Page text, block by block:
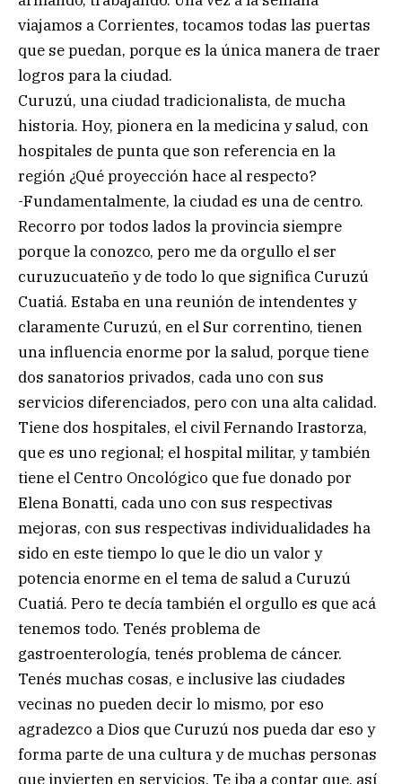
viajamos a Corrientes, tocamos todas las puertas
que se puedan, porque es la única manera de traer
logros para la ciudad.
Curuzú, una ciudad tradicionalista, de mucha
historia. Hoy, pionera en la medicina y salud, con
hospitales de punta que son referencia en la
región ¿Qué proyección hace al respecto?
-Fundamentalmente, la ciudad es una de centro.
Recorro por todos lados la provincia siempre
porque la conozco, pero me da orgullo el ser
curuzucuateño y de todo lo que significa Curuzú
Cuatiá. Estaba en una reunión de intendentes y
claramente Curuzú, en el Sur correntino, tienen
una influencia enorme por la salud, porque tiene
dos sanatorios privados, cada uno con sus
servicios diferenciados, pero con una alta calidad.
Tiene dos hospitales, el civil Fernando Irastorza,
que es uno regional; el hospital militar, y también
tiene el Centro Oncológico que fue donado por
Elena Bonatti, cada uno con sus respectivas
mejoras, con sus respectivas individualidades ha
sido en este tiempo lo que le dio un valor y
potencia enorme en el tema de salud a Curuzú
Cuatiá. Pero te decía también el orgullo es que acá
tenemos todo. Tenés problema de
gastroenterología, tenés problema de cáncer.
Tenés muchas cosas, e inclusive las ciudades
vecinas no pueden decir lo mismo, por eso
agradezco a Dios que Curuzú nos pueda dar eso y
forma parte de una cultura y de muchas personas
que invierten en servicios. Te iba a contar que, así